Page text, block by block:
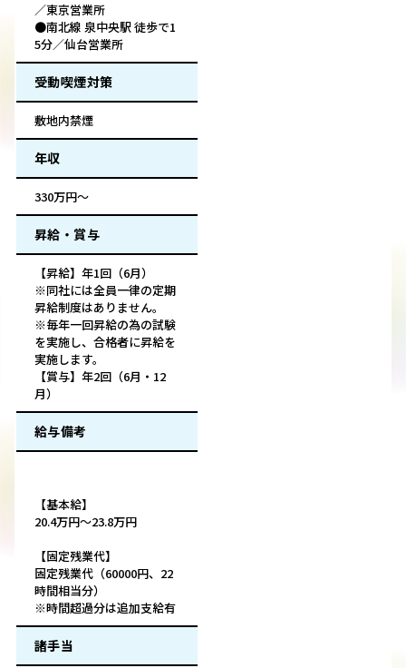
／東京営業所
●南北線 泉中央駅 徒歩で1
5分／仙台営業所
受動喫煙対策
敷地内禁煙
年収
330万円～
昇給・賞与
【昇給】年1回（6月）
※同社には全員一律の定期
昇給制度はありません。
※毎年一回昇給の為の試験
を実施し、合格者に昇給を
実施します。
【賞与】年2回（6月・12
月）
給与備考
【基本給】
20.4万円～23.8万円
【固定残業代】
固定残業代（60000円、22
時間相当分）
※時間超過分は追加支給有
諸手当